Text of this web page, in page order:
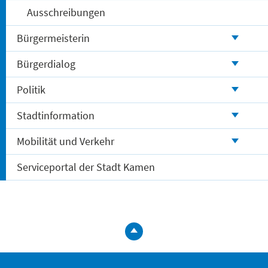
Ausschreibungen
Bürgermeisterin
Bürgerdialog
Politik
Stadtinformation
Mobilität und Verkehr
Serviceportal der Stadt Kamen
zum